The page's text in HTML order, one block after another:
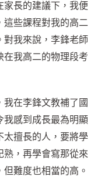
家長的建議下，我便
這些課程對我的高二
對我來說，李鋒老師
在我高二的物理段考
在李鋒文教補了國
我感到成長最為明顯
太擅長的人，要將學
熟，再學會寫那從來
難度也相當的高。